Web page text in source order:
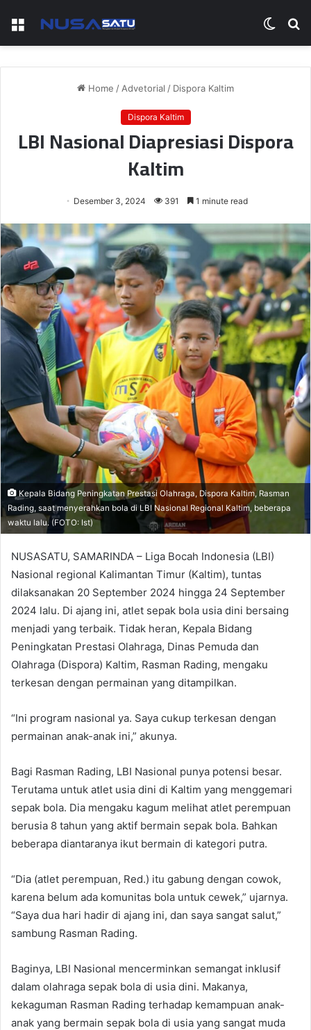
Menu
Switch
skin
Home /Advetorial / Dispora Kaltim
Dispora Kaltim
LBI Nasional Diapresiasi Dispora
Kaltim
Desember 3, 2024 391 1 minute read
Kepala Bidang Peningkatan Prestasi Olahraga, Dispora Kaltim, Rasman
Rading, saat menyerahkan bola di LBI Nasional Regional Kaltim, beberapa
waktu lalu. (FOTO: Ist)
NUSASATU, SAMARINDA – Liga Bocah Indonesia (LBI)
Nasional regional Kalimantan Timur (Kaltim), tuntas
dilaksanakan 20 September 2024 hingga 24 September
2024 lalu. Di ajang ini, atlet sepak bola usia dini bersaing
menjadi yang terbaik. Tidak heran, Kepala Bidang
Peningkatan Prestasi Olahraga, Dinas Pemuda dan
Olahraga (Dispora) Kaltim, Rasman Rading, mengaku
terkesan dengan permainan yang ditampilkan.
“Ini program nasional ya. Saya cukup terkesan dengan
permainan anak-anak ini,” akunya.
Bagi Rasman Rading, LBI Nasional punya potensi besar.
Terutama untuk atlet usia dini di Kaltim yang menggemari
sepak bola. Dia mengaku kagum melihat atlet perempuan
berusia 8 tahun yang aktif bermain sepak bola. Bahkan
beberapa diantaranya ikut bermain di kategori putra.
“Dia (atlet perempuan, Red.) itu gabung dengan cowok,
karena belum ada komunitas bola untuk cewek,” ujarnya.
“Saya dua hari hadir di ajang ini, dan saya sangat salut,”
sambung Rasman Rading.
Baginya, LBI Nasional mencerminkan semangat inklusif
dalam olahraga sepak bola di usia dini. Makanya,
kekaguman Rasman Rading terhadap kemampuan anak-
anak yang bermain sepak bola di usia yang sangat muda